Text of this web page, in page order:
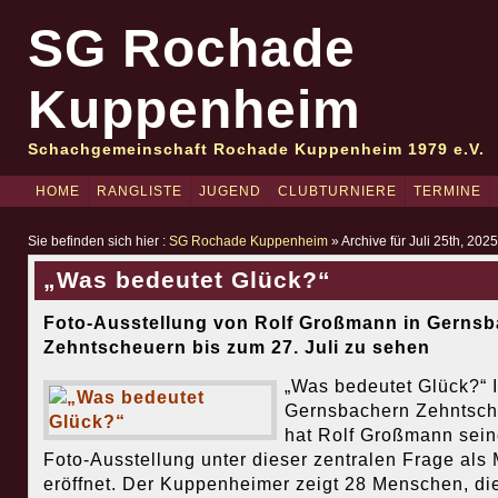
SG Rochade
Kuppenheim
Schachgemeinschaft Rochade Kuppenheim 1979 e.V.
HOME RANGLISTE JUGEND CLUBTURNIERE TERMINE
Sie befinden sich hier : SG Rochade Kuppenheim» Archive für Juli 25th, 2025
„Was bedeutet Glück?“
Foto-Ausstellung von Rolf Großmann in
Zehntscheuern bis zum 27. Juli zu sehen
„Was bedeutet Glück?“
Gernsbachern
hat Rolf Großmann
Foto-Ausstellung unter dieser zentralen Frage als
eröffnet. Der Kuppenheimer zeigt 28 Menschen,